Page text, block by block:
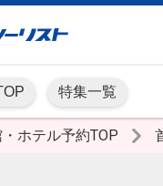
特集一覧
ホテル予約TOP